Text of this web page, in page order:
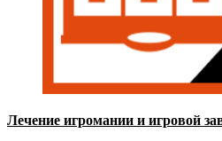
Лечение игромании и игровой